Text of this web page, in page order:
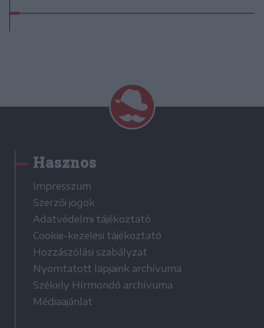
Hasznos
Impresszum
Szerzői jogok
Adatvédelmi tájékoztató
Cookie-kezelési tájékoztató
Hozzászólási szabályzat
Nyomtatott lapjaink archívuma
Székely Hírmondó archívuma
Médiaajánlat